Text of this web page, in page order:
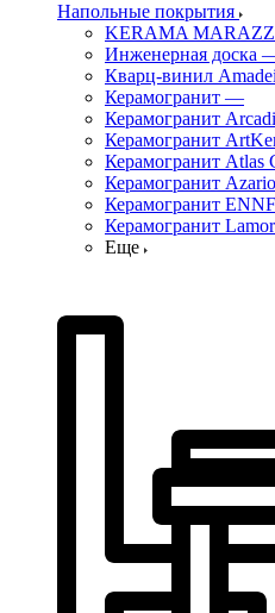
Напольные покрытия
KERAMA
Инженерная доска
Кварц-винил Amadei
Керамогранит —
Керамогранит
Керамогранит
Керамогранит Atlas
Керамогранит Azario
Керамогранит
Керамогранит
Еще